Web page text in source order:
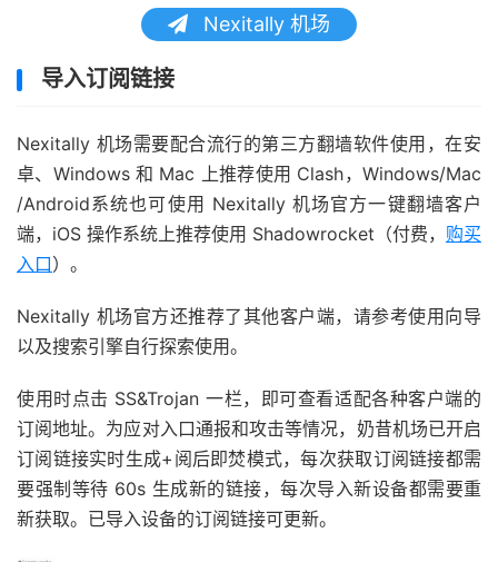
Nexitally 机场
导入订阅链接
Nexitally 机场需要配合流行的第三方翻墙软件使用，在安
卓、Windows 和 Mac 上推荐使用 Clash，Windows/Mac
/Android系统也可使用 Nexitally 机场官方一键翻墙客户
端，iOS 操作系统上推荐使用 Shadowrocket（付费， 购买
入口）。
Nexitally 机场官方还推荐了其他客户端，请参考使用向导
以及搜索引擎自行探索使用。
使用时点击 SS&Trojan 一栏，即可查看适配各种客户端的
订阅地址。为应对入口通报和攻击等情况，奶昔机场已开启
订阅链接实时生成+阅后即焚模式，每次获取订阅链接都需
要强制等待 60s 生成新的链接，每次导入新设备都需要重
新获取。已导入设备的订阅链接可更新。